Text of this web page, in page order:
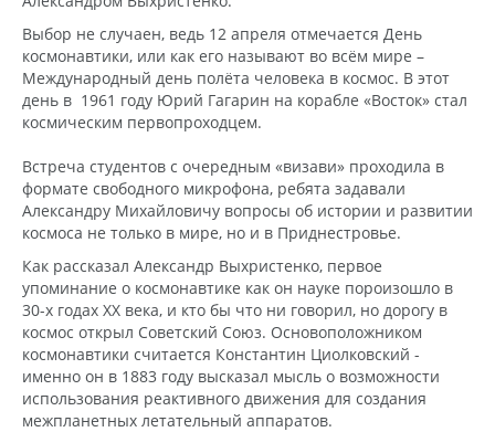
Выбор не случаен, ведь 12 апреля отмечается День
космонавтики, или как его называют во всём мире –
Международный день полёта человека в космос. В этот
день в 1961 году Юрий Гагарин на корабле «Восток» стал
космическим первопроходцем.
Встреча студентов с очередным «визави» проходила в
формате свободного микрофона, ребята задавали
Александру Михайловичу вопросы об истории и развитии
космоса не только в мире, но и в Приднестровье.
Как рассказал Александр Выхристенко, первое
упоминание о космонавтике как он науке пороизошло в
30-х годах XX века, и кто бы что ни говорил, но дорогу в
космос открыл Советский Союз. Основоположником
космонавтики считается Константин Циолковский -
именно он в 1883 году высказал мысль о возможности
использования реактивного движения для создания
межпланетных летательный аппаратов.